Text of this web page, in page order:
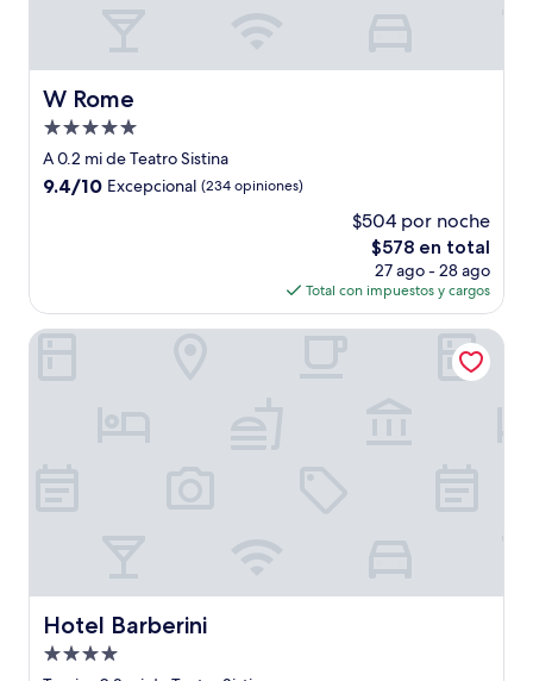
W Rome
W Rome
Propiedad
de
5.0
A 0.2 mi de Teatro Sistina
9.4
9.4/10 Excepcional (234 opiniones)
$504 por noche
El
precio
actual
es
de
$578 en total
27 ago - 28 ago
Total con impuestos y cargos
Hotel Barberini
Hotel Barberini
Propiedad
Hotel Barberini